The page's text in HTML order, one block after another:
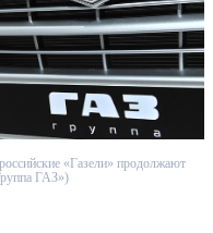
«Газели» продолжают
ГАЗ»)